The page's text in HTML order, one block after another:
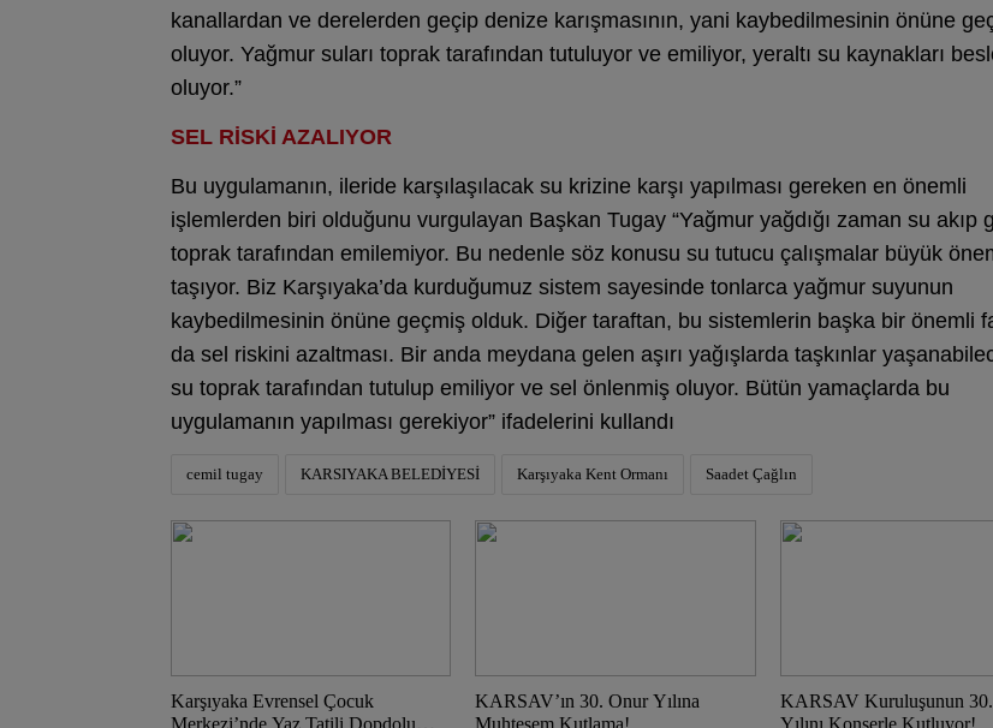
kanallardan ve derelerden geçip denize karışmasının, yani kaybedilmesinin önüne
oluyor. Yağmur suları toprak tarafından tutuluyor ve emiliyor, yeraltı su kaynakları
oluyor.”
SEL RİSKİ AZALIYOR
Bu uygulamanın, ileride karşılaşılacak su krizine karşı yapılması gereken en önemli
işlemlerden biri olduğunu vurgulayan Başkan Tugay “Yağmur yağdığı zaman su akıp
toprak tarafından emilemiyor. Bu nedenle söz konusu su tutucu çalışmalar büyük
taşıyor. Biz Karşıyaka’da kurduğumuz sistem sayesinde tonlarca yağmur suyunun
kaybedilmesinin önüne geçmiş olduk. Diğer taraftan, bu sistemlerin başka bir önemli
da sel riskini azaltması. Bir anda meydana gelen aşırı yağışlarda taşkınlar
su toprak tarafından tutulup emiliyor ve sel önlenmiş oluyor. Bütün yamaçlarda bu
uygulamanın yapılması gerekiyor” ifadelerini kullandı
cemil tugay KARSIYAKA BELEDİYESİ Karşıyaka Kent Ormanı Saadet Çağlın
Karşıyaka Evrensel Çocuk
Merkezi’nde Yaz Tatili Dopdolu
KARSAV’ın 30. Onur Yılına
Muhteşem Kutlama!
KARSAV Kuruluşunun
Yılını Konserle Kutluyor!